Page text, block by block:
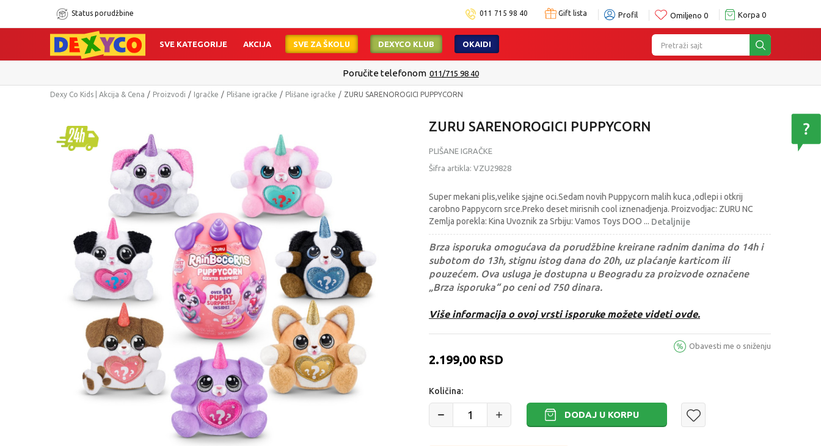
Status porudžbine 011 715 98 40 Gift lista Profil Omiljeno 0 Korpa 0
Pretraži sajt
SVE KATEGORIJE AKCIJA SVE ZA ŠKOLU DEXYCO KLUB OKAIDI
Poručite telefonom 011/715 98 40
Dexy Co Kids | Akcija & Cena Proizvodi Igračke Plišane igračke Plišane igračke ZURU SARENOROGICI PUPPYCORN
ZURU SARENOROGICI PUPPYCORN
PLIŠANE IGRAČKE
Šifra artikla: VZU29828
Super mekani plis,velike sjajne oci.Sedam novih Puppycorn malih kuca ,odlepi i otkrij
carobno Pappycorn srce.Preko deset mirisnih cool iznenadjenja. Proizvodjac: ZURU NC
Zemlja porekla: Kina Uvoznik za Srbiju: Vamos Toys DOO ... Detaljnije
Brza isporuka omogućava da porudžbine kreirane radnim danima do 14h i
subotom do 13h, stignu istog dana do 20h, uz plaćanje karticom ili
pouzećem. Ova usluga je dostupna u Beogradu za proizvode označene
„Brza isporuka“ po ceni od 750 dinara.
Više informacija o ovoj vrsti isporuke možete videti ovde.
2.199,00 RSD
Obavesti me o sniženju
Količina:
DODAJ U KORPU